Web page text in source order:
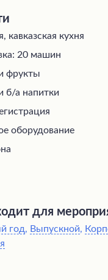
кавказская кухня
20 машин
фрукты
б/а напитки
оборудование
для
год, Выпускной,